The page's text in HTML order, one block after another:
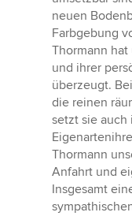
neuen
Farbgebung
Thormann
und ihrer
überzeugt.
die reinen
setzt sie auch
Thormann
Anfahrt und
Insgesamt